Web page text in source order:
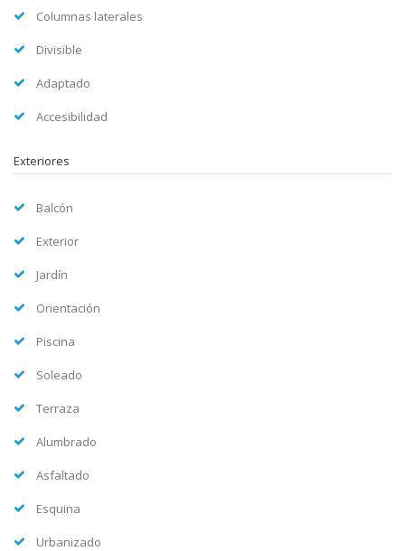
Columnas laterales
Divisible
Adaptado
Accesibilidad
Exteriores
Balcón
Exterior
Jardín
Orientación
Piscina
Soleado
Terraza
Alumbrado
Asfaltado
Esquina
Urbanizado